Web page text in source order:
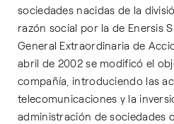
sociedades nacidas de la
razón social por la de Enersis
General Extraordinaria de
abril de 2002 se modificó el
compañía, introduciendo las
telecomunicaciones y la
administración de sociedades